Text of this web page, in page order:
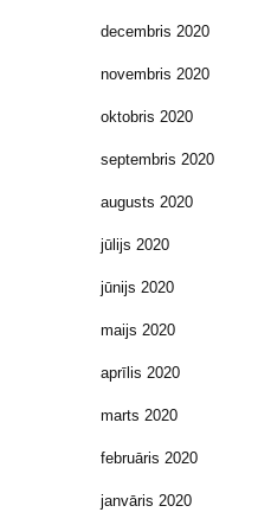
decembris 2020
novembris 2020
oktobris 2020
septembris 2020
augusts 2020
jūlijs 2020
jūnijs 2020
maijs 2020
aprīlis 2020
marts 2020
februāris 2020
janvāris 2020